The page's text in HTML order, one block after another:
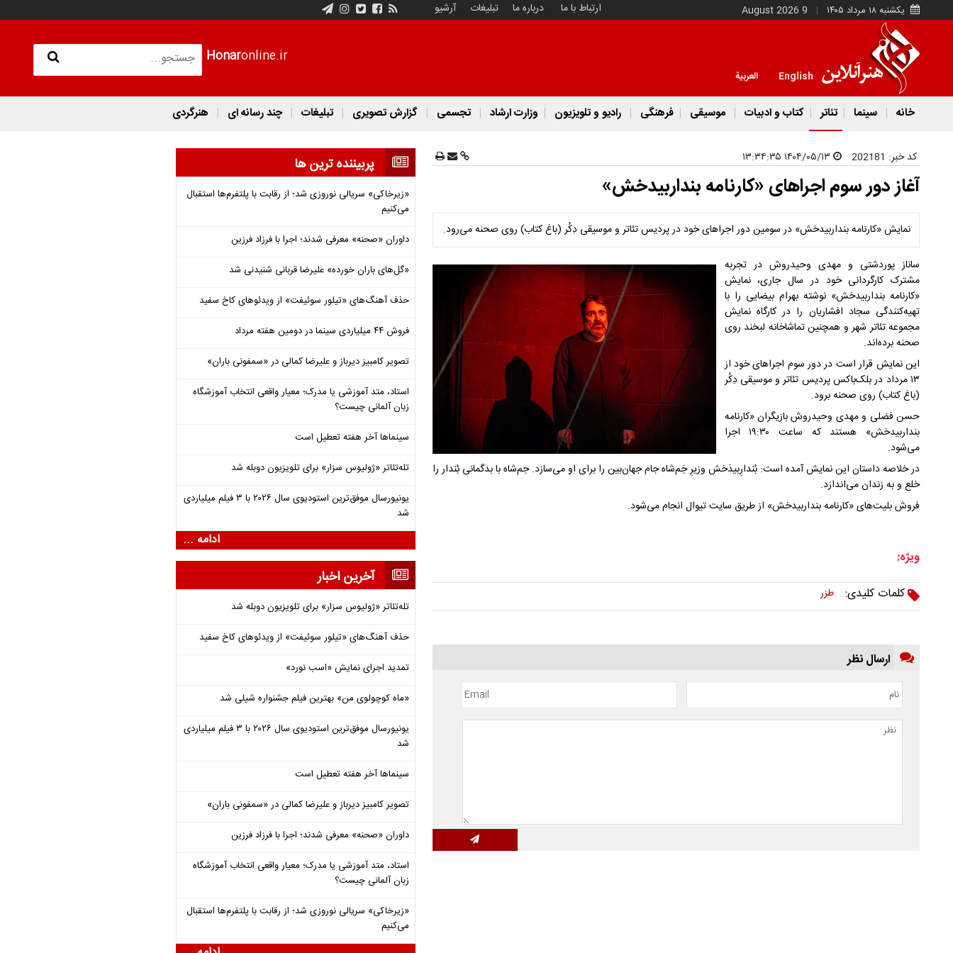
یکشنبه ۱۸ مرداد ۱۴۰۵ 9 August 2026 ارتباط با ما درباره ما تبلیغات آرشیو
Honaronline.ir
English العربية
خانه سینما تئاتر کتاب و ادبیات موسیقی فرهنگی رادیو و تلویزیون وزارت ارشاد تجسمی گزارش تصویری تبلیغات چند رسانه ای هنرگردی
کد خبر: 202181
آغاز دور سوم اجراهای «کارنامه بنداربیدخش»
نمایش «کارنامه بنداربیدخش» در سومین دور اجراهای خود در پردیس تئاتر و موسیقی دِکُر (باغ کتاب) روی صحنه می‌رود.
ساناز پوردشتی و مهدی وحیدروش در تجربه
مشترک کارگردانی خود در سال جاری، نمایش
«کارنامه بنداربیدخش» نوشته بهرام بیضایی را با
تهیه‌کنندگی سجاد افشاریان را در کارگاه نمایش
مجموعه تئاتر شهر و همچنین تماشاخانه لبخند روی
صحنه برده‌اند.
این نمایش قرار است در دور سوم اجراهای خود از
۱۳ مرداد در بلک‌باکس پردیس تئاتر و موسیقی دِکُر
(باغ کتاب) روی صحنه برود.
حسن فضلی و مهدی وحیدروش بازیگران «کارنامه
بنداربیدخش» هستند که ساعت ۱۹:۳۰ اجرا
می‌شود.
در خلاصه داستان این نمایش آمده است: بُندارِبیدَخش وزیرِ جَم‌شاه جام جهان‌بین را برای او می‌سازد. جم‌شاه با بدگمانی بُندار را
خلع و به زندان می‌اندازد.
فروش بلیت‌های «کارنامه بنداربیدخش» از طریق سایت تیوال انجام می‌شود.
ویژه:
کلمات کلیدی:
طزر
ارسال نظر
پربیننده ترین ها
«زیرخاکی» سریالی نوروزی شد؛ از رقابت با پلتفرم‌ها استقبال
می‌کنیم
داوران «صحنه» معرفی شدند؛ اجرا با فرزاد فرزین
«گل‌های باران خورده» علیرضا قربانی شنیدنی شد
حذف آهنگ‌های «تیلور سوئیفت» از ویدئوهای کاخ سفید
فروش ۴۴ میلیاردی سینما در دومین هفته‌ مرداد
تصویر کامبیز دیرباز و علیرضا کمالی در «سمفونی باران»
استاد، متد آموزشی یا مدرک؛ معیار واقعی انتخاب آموزشگاه
زبان آلمانی چیست؟
سینماها آخر هفته تعطیل است
تله‌تئاتر «ژولیوس سزار» برای تلویزیون دوبله شد
یونیورسال موفق‌ترین استودیوی سال ۲۰۲۶ با ۳ فیلم میلیاردی
شد
ادامه ...
آخرین اخبار
تله‌تئاتر «ژولیوس سزار» برای تلویزیون دوبله شد
حذف آهنگ‌های «تیلور سوئیفت» از ویدئوهای کاخ سفید
تمدید اجرای نمایش «اسب نورد»
«ماه کوچولوی من» بهترین فیلم جشنواره شیلی شد
یونیورسال موفق‌ترین استودیوی سال ۲۰۲۶ با ۳ فیلم میلیاردی
شد
سینماها آخر هفته تعطیل است
تصویر کامبیز دیرباز و علیرضا کمالی در «سمفونی باران»
داوران «صحنه» معرفی شدند؛ اجرا با فرزاد فرزین
استاد، متد آموزشی یا مدرک؛ معیار واقعی انتخاب آموزشگاه
زبان آلمانی چیست؟
«زیرخاکی» سریالی نوروزی شد؛ از رقابت با پلتفرم‌ها استقبال
می‌کنیم